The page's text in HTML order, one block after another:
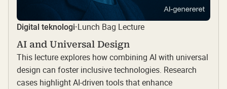
Digital teknologi·Lunch Bag Lecture
AI and Universal Design
This lecture explores how combining AI with universal
design can foster inclusive technologies. Research
cases highlight AI-driven tools that enhance